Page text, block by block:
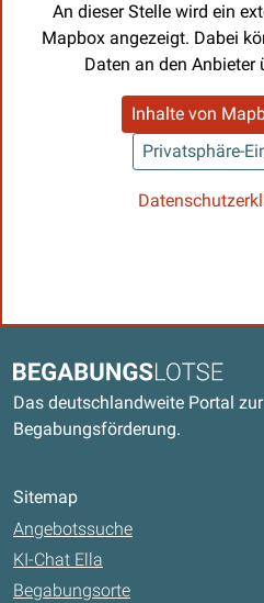
An dieser Stelle wird ein
Mapbox angezeigt. Dabei
Daten an den Anbieter
Inhalte von
Privatsphäre-
Begabungslotse
Das deutschlandweite Portal
Begabungsförderung.
Sitemap
Angebotssuche
KI-Chat Ella
Begabungsorte